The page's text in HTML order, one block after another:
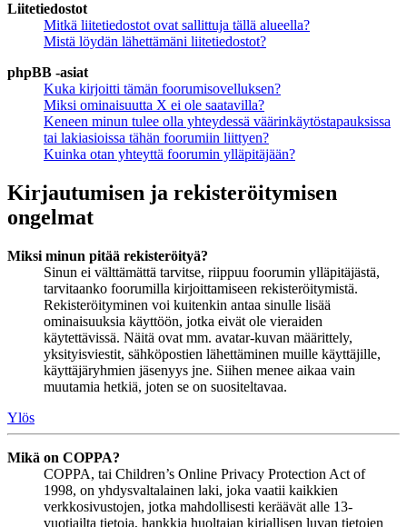
Liitetiedostot
Mitkä liitetiedostot ovat sallittuja tällä alueella?
Mistä löydän lähettämäni liitetiedostot?
phpBB -asiat
Kuka kirjoitti tämän foorumisovelluksen?
Miksi ominaisuutta X ei ole saatavilla?
Keneen minun tulee olla yhteydessä väärinkäytöstapauksissa
tai lakiasioissa tähän foorumiin liittyen?
Kuinka otan yhteyttä foorumin ylläpitäjään?
Kirjautumisen ja rekisteröitymisen
ongelmat
Miksi minun pitää rekisteröityä?
Sinun ei välttämättä tarvitse, riippuu foorumin ylläpitäjästä,
tarvitaanko foorumilla kirjoittamiseen rekisteröitymistä.
Rekisteröityminen voi kuitenkin antaa sinulle lisää
ominaisuuksia käyttöön, jotka eivät ole vieraiden
käytettävissä. Näitä ovat mm. avatar-kuvan määrittely,
yksityisviestit, sähköpostien lähettäminen muille käyttäjille,
käyttäjäryhmien jäsenyys jne. Siihen menee aikaa vain
muutamia hetkiä, joten se on suositeltavaa.
Ylös
Mikä on COPPA?
COPPA, tai Children’s Online Privacy Protection Act of
1998, on yhdysvaltalainen laki, joka vaatii kaikkien
verkkosivustojen, jotka mahdollisesti keräävät alle 13-
vuotiailta tietoja, hankkia huoltajan kirjallisen luvan tietojen